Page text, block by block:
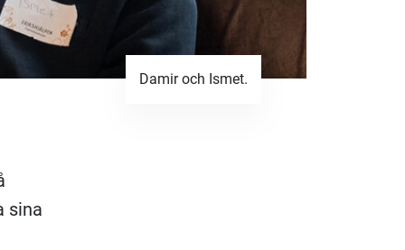
Damir och Ismet.
sina